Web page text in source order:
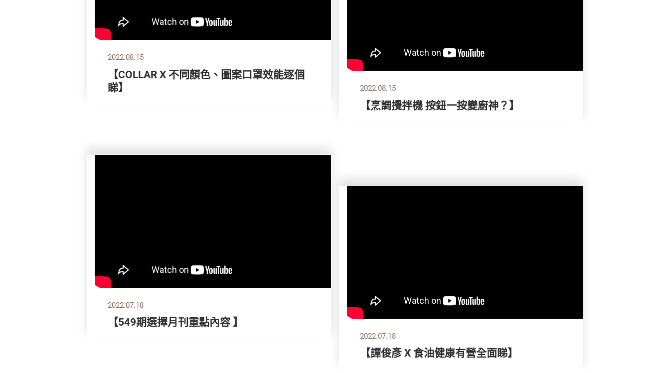
2022.08.15
【COLLAR X 不同顏色、圖案口罩效能逐個
睇】
2022.08.15
【烹調攪拌機 按鈕一按變廚神？】
2022.07.18
【549期選擇月刊重點內容 】
2022.07.18
【譚俊彥 X 食油健康有營全面睇】